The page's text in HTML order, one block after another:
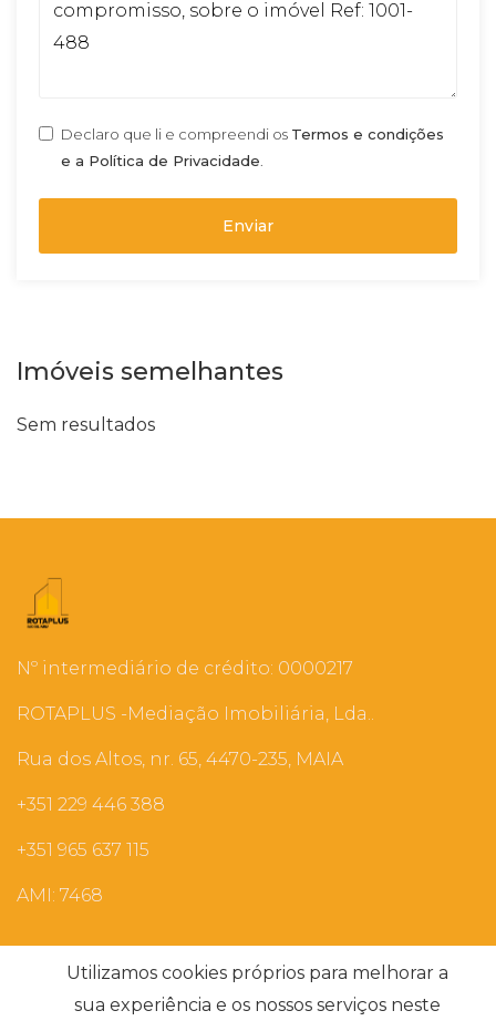
Declaro que li e compreendi os Termos e condições
e a Política de Privacidade
Enviar
Imóveis semelhantes
Sem resultados
Nº intermediário de crédito: 0000217
ROTAPLUS -Mediação Imobiliária, Lda..
Rua dos Altos, nr. 65, 4470-235, MAIA
+351 229 446 388
+351 965 637 115
AMI: 7468
Pesquisas mais Frequentes
Utilizamos cookies próprios para melhorar a
sua experiência e os nossos serviços neste